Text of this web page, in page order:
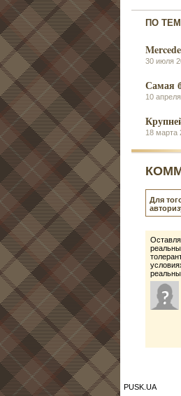
ПО
30 июля
Самая
10
18 марта
Для
PUSK.UA